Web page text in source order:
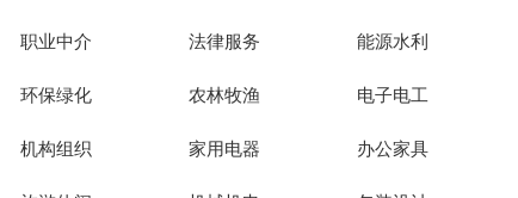
职业中介 法律服务 能源水利
环保绿化 农林牧渔 电子电工
机构组织 家用电器 办公家具